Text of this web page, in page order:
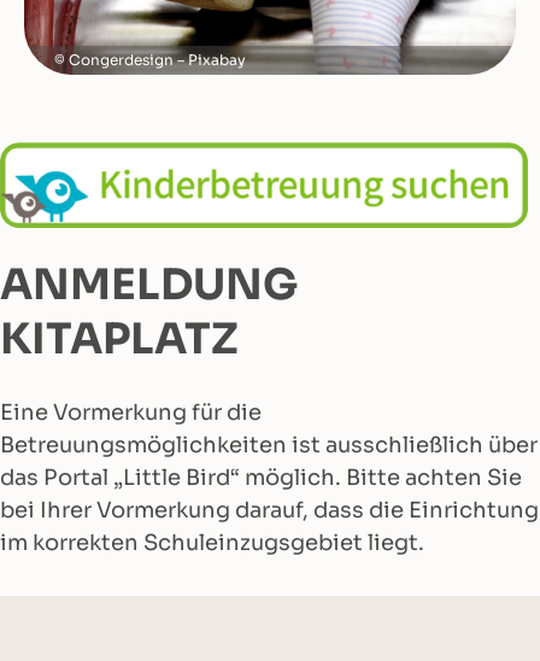
Congerdesign – Pixabay
ANMELDUNG
KITAPLATZ
Eine Vormerkung für die
Betreuungsmöglichkeiten ist ausschließlich über
das Portal „Little Bird“ möglich. Bitte achten Sie
bei Ihrer Vormerkung darauf, dass die Einrichtung
im korrekten Schuleinzugsgebiet liegt.